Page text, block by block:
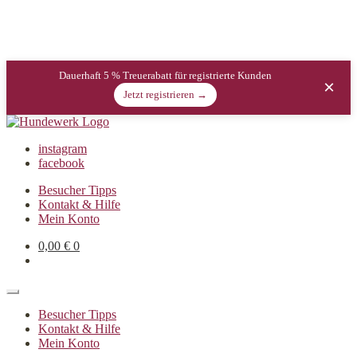
Dauerhaft 5 % Treuerabatt für registrierte Kunden
Jetzt registrieren →
×
instagram
facebook
Besucher Tipps
Kontakt & Hilfe
Mein Konto
0,00 € 0
Besucher Tipps
Kontakt & Hilfe
Mein Konto